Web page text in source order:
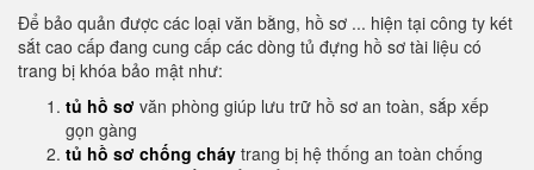
Để bảo quản được các loại văn bằng, hồ sơ ... hiện tại công ty két
sắt cao cấp đang cung cấp các dòng tủ đựng hồ sơ tài liệu có
trang bị khóa bảo mật như:
tủ hồ sơ văn phòng giúp lưu trữ hồ sơ an toàn, sắp xếp
gọn gàng
tủ hồ sơ chống cháy trang bị hệ thống an toàn chống